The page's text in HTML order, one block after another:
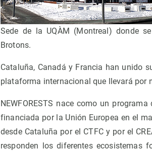
Sede de la UQÀM (Montreal) donde
Brotons.
Cataluña, Canadá y Francia han unido
plataforma internacional que llevará por
NEWFORESTS nace como un
financiada por la Unión Europea en el
desde Cataluña por el CTFC y por el
responden los diferentes ecosistemas